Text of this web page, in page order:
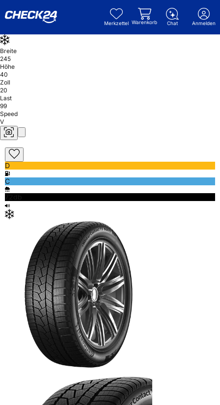
Merkzettel Warenkorb Chat Anmelden
Breite
245
Höhe
40
Zoll
20
Last
99
Speed
V
D
C
72db